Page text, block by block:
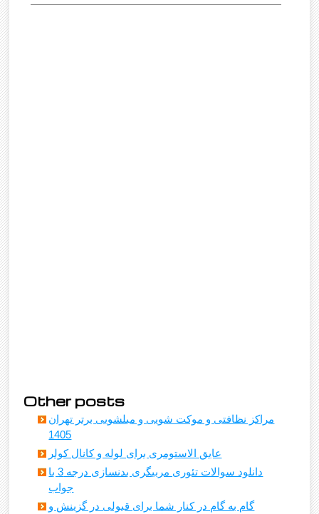
Other posts
مراکز نظافتی و موکت شویی و مبلشویی برتر تهران
1405
عایق الاستومری برای لوله و کانال کولر
دانلود سوالات تئوری مربیگری بدنسازی درجه 3 با
جواب
گام به گام در کنار شما برای قبولی در گزینش و